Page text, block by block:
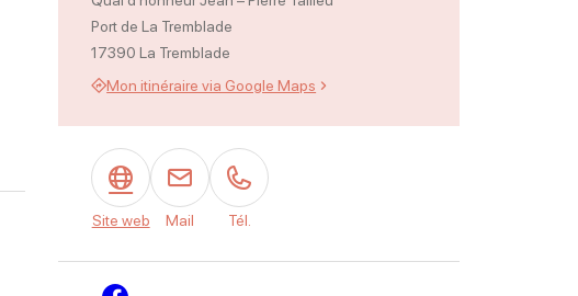
Port de La Tremblade
17390 La Tremblade
Mon itinéraire via Google Maps
Site web Mail Tél.